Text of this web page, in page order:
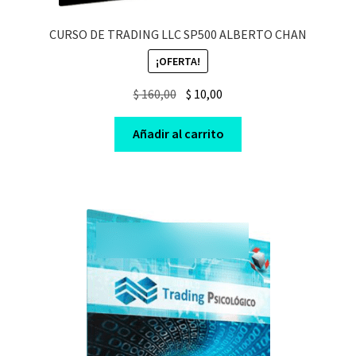
CURSO DE TRADING LLC SP500 ALBERTO CHAN
¡OFERTA!
$160,00 Original
was:
$ 160,00.
$ 10,00
is:
$ 10,00.
Añadir al carrito